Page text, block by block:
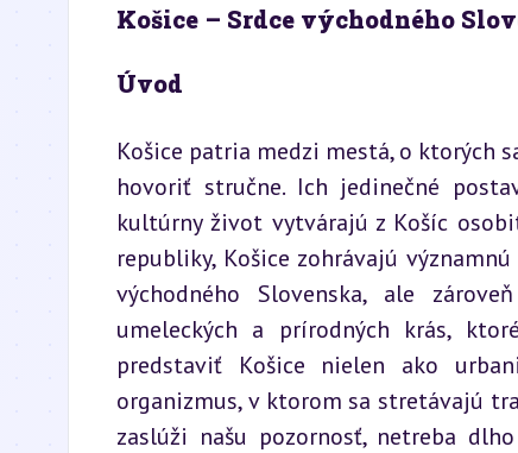
Košice – Srdce východného
Úvod
Košice patria medzi mestá, o ktorých
hovoriť stručne. Ich jedinečné
kultúrny život vytvárajú z Košíc
republiky, Košice zohrávajú
východného Slovenska, ale
umeleckých a prírodných krás,
predstaviť Košice nielen ako
organizmus, v ktorom sa stretávajú
zaslúži našu pozornosť, netreba